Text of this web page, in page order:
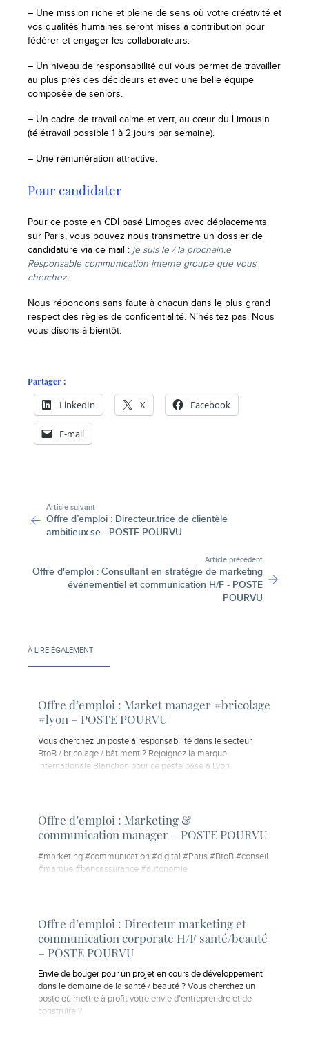
– Une mission riche et pleine de sens où votre créativité et
vos qualités humaines seront mises à contribution pour
fédérer et engager les collaborateurs.
– Un niveau de responsabilité qui vous permet de travailler
au plus près des décideurs et avec une belle équipe
composée de seniors.
– Un cadre de travail calme et vert, au cœur du Limousin
(télétravail possible 1 à 2 jours par semaine).
– Une rémunération attractive.
Pour candidater
Pour ce poste en CDI basé Limoges avec déplacements
sur Paris, vous pouvez nous transmettre un dossier de
candidature via ce mail : je suis le / la prochain.e
Responsable communication interne groupe que vous
cherchez.
Nous répondons sans faute à chacun dans le plus grand
respect des règles de confidentialité. N’hésitez pas. Nous
vous disons à bientôt.
Partager :
LinkedIn X Facebook
E-mail
Article suivant
Offre d’emploi : Directeur.trice de clientèle
ambitieux.se - POSTE POURVU
Article précédent
Offre d'emploi : Consultant en stratégie de marketing
événementiel et communication H/F - POSTE
POURVU
À LIRE ÉGALEMENT
Offre d’emploi : Market manager #bricolage
#lyon – POSTE POURVU
Vous cherchez un poste à responsabilité dans le secteur
BtoB / bricolage / bâtiment ? Rejoignez la marque
internationale Blanchon pour ce poste basé à Lyon.
Offre d’emploi : Marketing &
communication manager – POSTE POURVU
#marketing #communication #digital #Paris #BtoB #conseil
#marque #bancassurance #autonomie
Offre d’emploi : Directeur marketing et
communication corporate H/F santé/beauté
– POSTE POURVU
Envie de bouger pour un projet en cours de développement
dans le domaine de la santé / beauté ? Vous cherchez un
poste où mettre à profit votre envie d’entreprendre et de
construire ?